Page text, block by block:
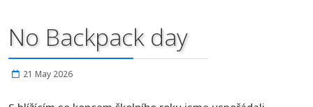
No Backpack day
21 May 2026